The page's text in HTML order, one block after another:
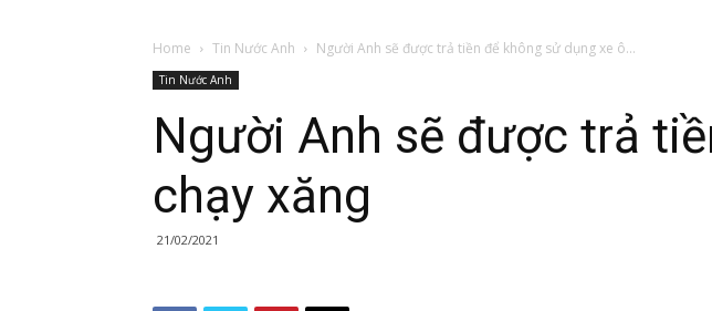
Home Tin Nước Anh Người Anh sẽ được trả tiền để không sử dụng xe ô...
Tin Nước Anh
Người Anh sẽ được trả
chạy xăng
21/02/2021